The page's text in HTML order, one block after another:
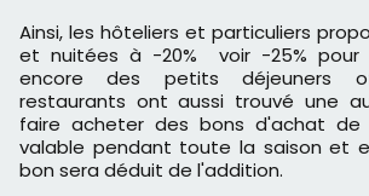
Ainsi, les hôteliers et particuliers
et nuitées à -20% voir -25% pour
encore des petits déjeuners
restaurants ont aussi trouvé une
faire acheter des bons d'achat de
valable pendant toute la saison et
bon sera déduit de l'addition.